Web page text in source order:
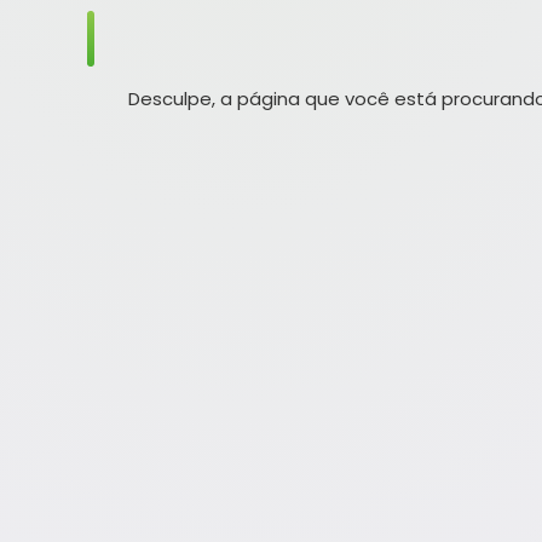
Desculpe, a página que você está